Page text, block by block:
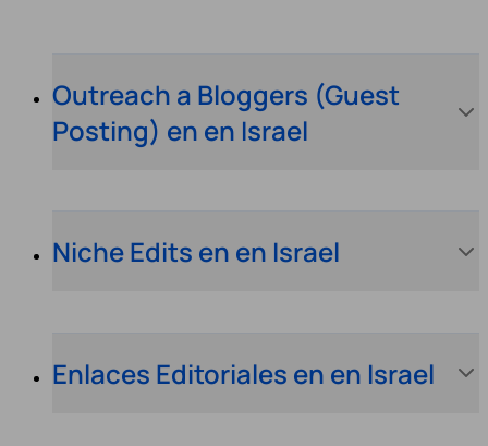
Outreach a Bloggers (Guest
Posting) en en Israel
Niche Edits en en Israel
Enlaces Editoriales en en Israel